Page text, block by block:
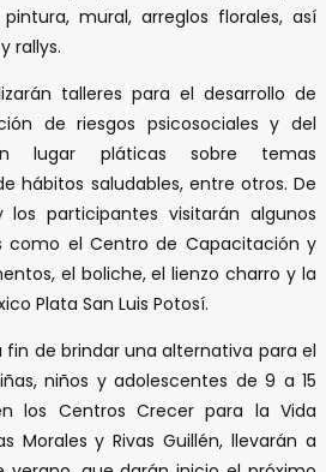
mural, arreglos florales, así
rallys.
talleres para el desarrollo de
de riesgos psicosociales y del
lugar pláticas sobre temas
hábitos saludables, entre otros. De
participantes visitarán algunos
como el Centro de Capacitación y
el boliche, el lienzo charro y la
Plata San Luis Potosí.
de brindar una alternativa para el
niños y adolescentes de 9 a 15
los Centros Crecer para la Vida
Morales y Rivas Guillén, llevarán a